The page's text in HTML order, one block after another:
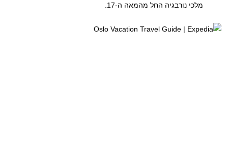
מלכי נורבגיה החל מהמאה ה-17.